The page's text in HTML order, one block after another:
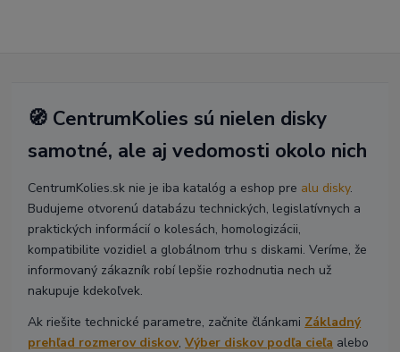
🧭 CentrumKolies sú nielen disky
samotné, ale aj vedomosti okolo nich
CentrumKolies.sk nie je iba katalóg a eshop pre alu disky.
Budujeme otvorenú databázu technických, legislatívnych a
praktických informácií o kolesách, homologizácii,
kompatibilite vozidiel a globálnom trhu s diskami. Veríme, že
informovaný zákazník robí lepšie rozhodnutia nech už
nakupuje kdekoľvek.
Ak riešite technické parametre, začnite článkami Základný
prehľad rozmerov diskov,Výber diskov podľa cieľa alebo